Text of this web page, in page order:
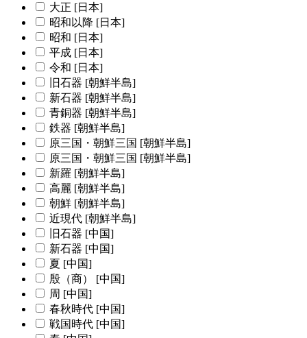
大正 [日本]
昭和以降 [日本]
昭和 [日本]
平成 [日本]
令和 [日本]
旧石器 [朝鮮半島]
新石器 [朝鮮半島]
青銅器 [朝鮮半島]
鉄器 [朝鮮半島]
原三国・朝鮮三国 [朝鮮半島]
原三国・朝鮮三国 [朝鮮半島]
新羅 [朝鮮半島]
高麗 [朝鮮半島]
朝鮮 [朝鮮半島]
近現代 [朝鮮半島]
旧石器 [中国]
新石器 [中国]
夏 [中国]
殷（商） [中国]
周 [中国]
春秋時代 [中国]
戦国時代 [中国]